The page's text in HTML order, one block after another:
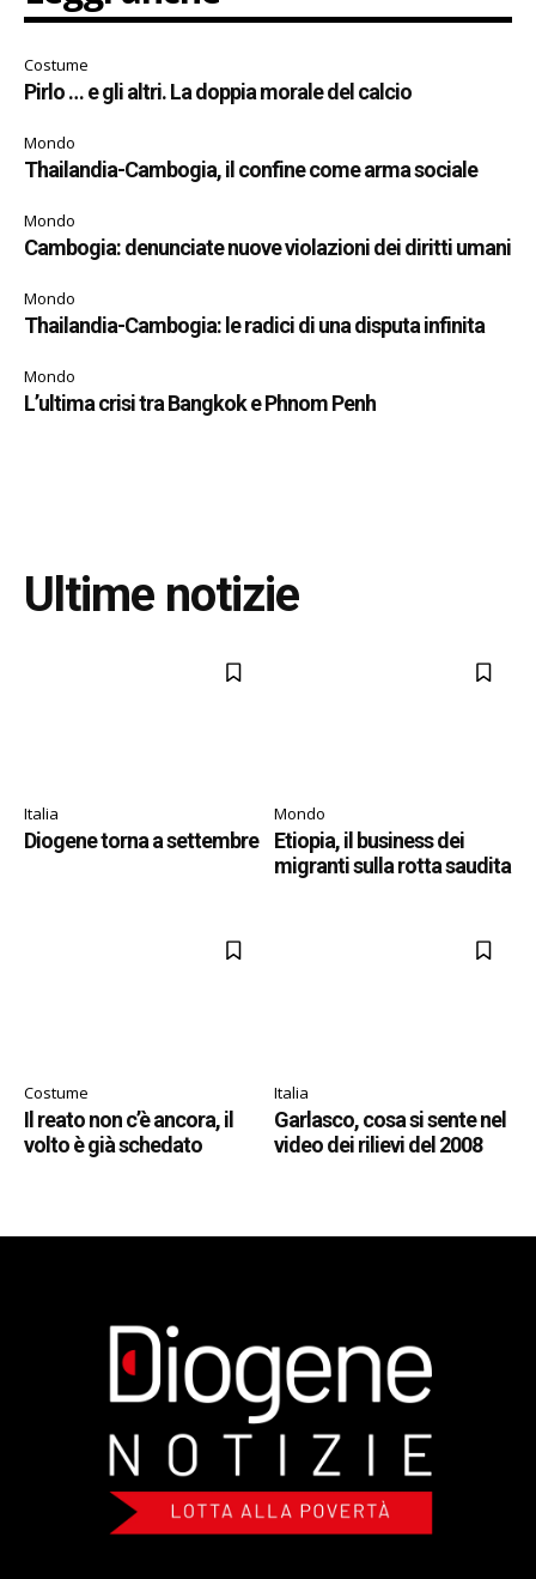
Costume
Pirlo … e gli altri. La doppia morale del calcio
Mondo
Thailandia-Cambogia, il confine come arma sociale
Mondo
Cambogia: denunciate nuove violazioni dei diritti umani
Mondo
Thailandia-Cambogia: le radici di una disputa infinita
Mondo
L’ultima crisi tra Bangkok e Phnom Penh
Ultime notizie
Italia
Diogene torna a settembre
Mondo
Etiopia, il business dei
migranti sulla rotta saudita
Costume
Il reato non c’è ancora, il
volto è già schedato
Italia
Garlasco, cosa si sente nel
video dei rilievi del 2008